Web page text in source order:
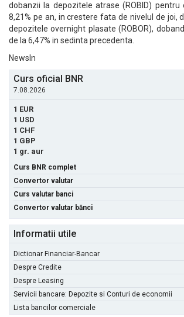
dobanzii la depozitele atrase (ROBID)
8,21% pe an, in crestere fata de nivelul de joi,
depozitele overnight plasate (ROBOR),
de la 6,47% in sedinta precedenta.
NewsIn
Curs oficial BNR
7.08.2026
1 EUR
1 USD
1 CHF
1 GBP
1 gr. aur
Curs BNR complet
Convertor valutar
Curs valutar banci
Convertor valutar bănci
Informatii utile
Dictionar Financiar-Bancar
Despre Credite
Despre Leasing
Servicii bancare: Depozite si Conturi de economii
Lista bancilor comerciale